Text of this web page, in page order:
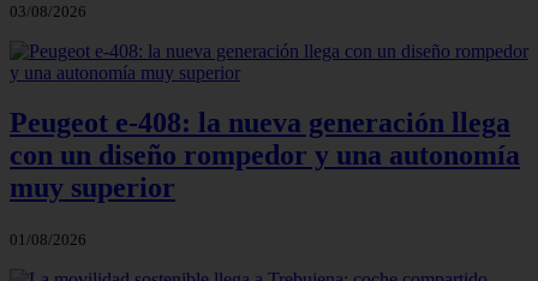
03/08/2026
Peugeot e-408: la nueva generación llega
con un diseño rompedor y una autonomía
muy superior
01/08/2026